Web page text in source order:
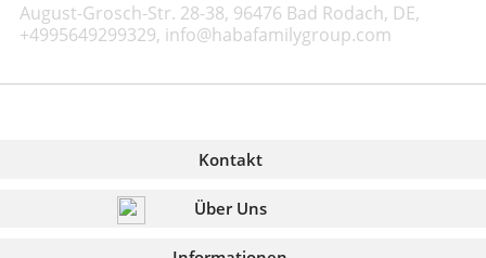
August-Grosch-Str. 28-38, 96476 Bad Rodach, DE,
+4995649299329, info@habafamilygroup.com
Kontakt
Über Uns